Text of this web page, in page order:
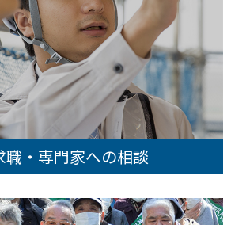
職・専門家への相談